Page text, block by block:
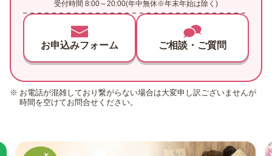
受付時間 8:00～20:00(年中無休※年末年始は除く)
お申込みフォーム ご相談・ご質問
お電話が混雑しており繋がらない場合は大変申し訳ございませんが
時間を空けてお問合せください。